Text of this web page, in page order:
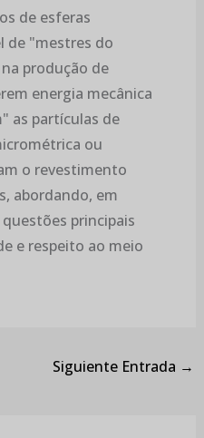
de esferas
de "mestres do
produção de
energia mecânica
as partículas de
ou
o revestimento
abordando, em
principais
e respeito ao meio
Siguiente Entrada →